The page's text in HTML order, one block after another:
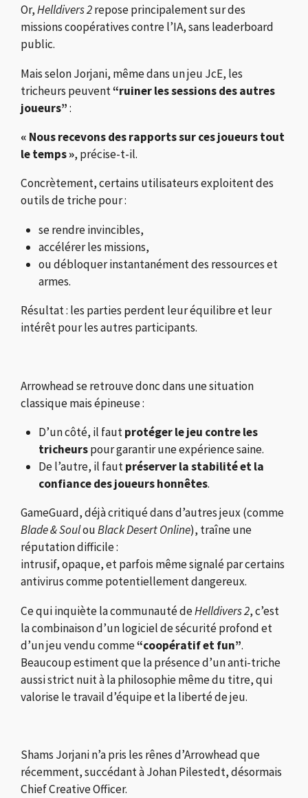
Or,Helldivers 2repose principalement sur des
missions coopératives contre l’IA, sans leaderboard
public.
Mais selon Jorjani, même dans un jeu JcE, les
tricheurs peuvent“ruiner les sessions des autres
joueurs”:
« Nous recevons des rapports sur ces joueurs tout
le temps », précise-t-il.
Concrètement, certains utilisateurs exploitent des
outils de triche pour :
se rendre invincibles,
accélérer les missions,
ou débloquer instantanément des ressources et
armes.
Résultat : les parties perdent leur équilibre et leur
intérêt pour les autres participants.
Arrowhead se retrouve donc dans une situation
classique mais épineuse :
D’un côté, il fautprotéger le jeu contre les
tricheurspour garantir une expérience saine.
De l’autre, il fautpréserver la stabilité et la
confiance des joueurs honnêtes.
GameGuard, déjà critiqué dans d’autres jeux (comme
Blade & SoulouBlack Desert Online), traîne une
réputation difficile :
intrusif, opaque, et parfois même signalé par certains
antivirus comme potentiellement dangereux.
Ce qui inquiète la communauté deHelldivers 2, c’est
la combinaison d’un logiciel de sécurité profond et
d’un jeu vendu comme“coopératif et fun”.
Beaucoup estiment que la présence d’un anti-triche
aussi strict nuit à la philosophie même du titre, qui
valorise le travail d’équipe et la liberté de jeu.
Shams Jorjani n’a pris les rênes d’Arrowhead que
récemment, succédant à Johan Pilestedt, désormais
Chief Creative Officer.